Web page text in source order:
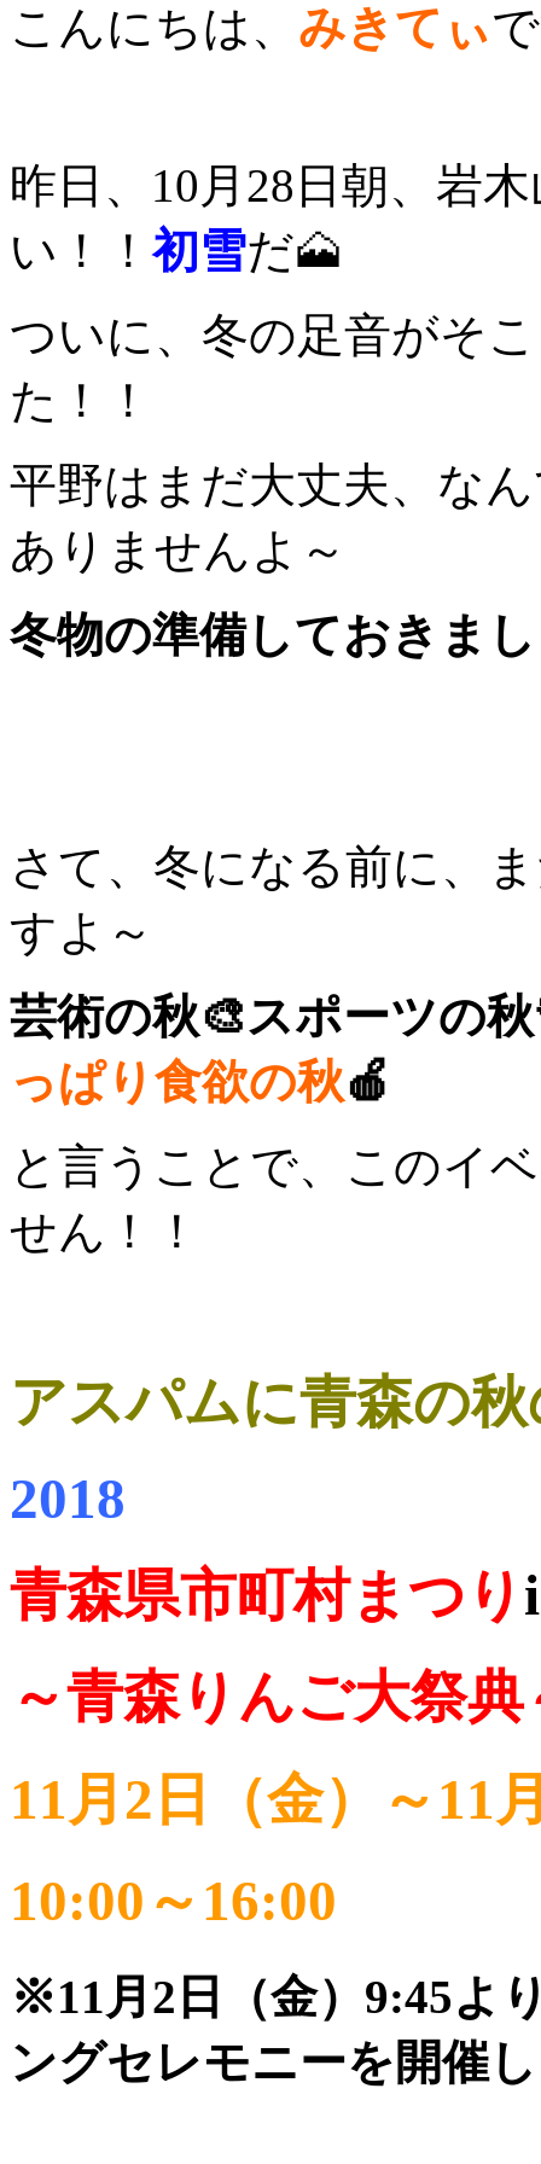
こんにちは、 みきてぃ
昨日、10月28日朝、岩
い！！初雪だ🗻
ついに、冬の足音がそ
た！！
平野はまだ大丈夫、な
ありませんよ～
冬物の準備しておきま
さて、冬になる前に、
すよ～
芸術の秋🎨スポーツの
っぱり食欲の秋🍎
と言うことで、このイ
せん！！
アスパムに青森の
2018
青森県市町村まつり
～青森りんご大祭典
11月2日（金）～11
10:00～16:00
※11月2日（金）9:45よ
ングセレモニーを開催